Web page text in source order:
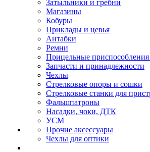
Затыльники и гребни
Магазины
Кобуры
Приклады и цевья
Антабки
Ремни
Прицельные
Запчасти и принадлежности
Чехлы
Стрелковые опоры и сошки
Стрелковые станки для
Фальшпатроны
Насадки, чоки, ДТК
УСМ
Прочие аксессуары
Чехлы для оптики